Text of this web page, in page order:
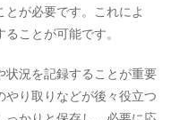
が必要です。これによ
ことが可能です。
状況を記録することが重要
り取りなどが後々役立つ